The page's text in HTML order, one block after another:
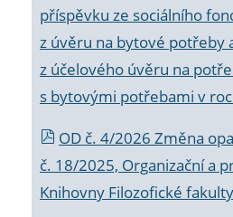
příspěvku ze sociálního
z úvěru na bytové potřeby
z účelového úvěru na
s bytovými potřebami v
OD č. 4/2026 Změna
č. 18/2025, Organizační a
Knihovny Filozofické